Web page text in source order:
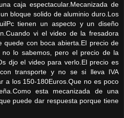
caja espectacular.Mecanizada de
bloque solido de aluminio duro.Los
tienen un aspecto y un diseño
vi el video de la fresadora
quede con boca abierta.El precio de
no lo sabemos, pero el precio de la
djo el video para verlo.El precio es
transporte y no se si lleva IVA
a los 150-180Euros.Que no es poco
esta mecanizada de una
puede dar respuesta porque tiene